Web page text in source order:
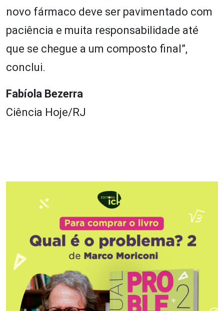
novo fármaco deve ser pavimentado com
paciência e muita responsabilidade até
que se chegue a um composto final”,
conclui.
Fabíola Bezerra
Ciência Hoje/RJ